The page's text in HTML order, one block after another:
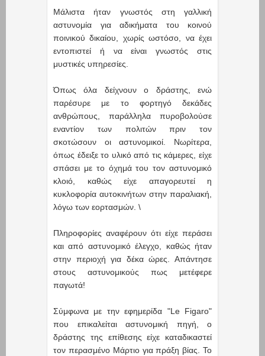
Μάλιστα ήταν γνωστός στη γαλλική
αστυνομία για αδικήματα του κοινού
ποινικού δικαίου, χωρίς ωστόσο, να έχει
εντοπιστεί ή να είναι γνωστός στις
μυστικές υπηρεσίες.
Όπως όλα δείχνουν ο δράστης, ενώ
παρέσυρε με το φορτηγό δεκάδες
ανθρώπους, παράλληλα πυροβολούσε
εναντίον των πολιτών πριν τον
σκοτώσουν οι αστυνομικοί. Νωρίτερα,
όπως έδειξε το υλικό από τις κάμερες, είχε
σπάσει με το όχημά του τον αστυνομικό
κλοιό, καθώς είχε απαγορευτεί η
κυκλοφορία αυτοκινήτων στην παραλιακή,
λόγω των εορτασμών. \
Πληροφορίες αναφέρουν ότι είχε περάσει
και από αστυνομικό έλεγχο, καθώς ήταν
στην περιοχή για δέκα ώρες. Απάντησε
στους αστυνομικούς πως μετέφερε
παγωτά!
Σύμφωνα με την εφημερίδα "Le Figaro"
που επικαλείται αστυνομική πηγή, ο
δράστης της επίθεσης είχε καταδικαστεί
τον περασμένο Μάρτιο για πράξη βίας. To